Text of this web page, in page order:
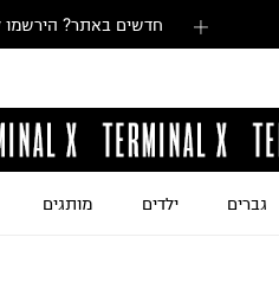
חדשים באתר? הירשמו
גברים ילדים מותגים